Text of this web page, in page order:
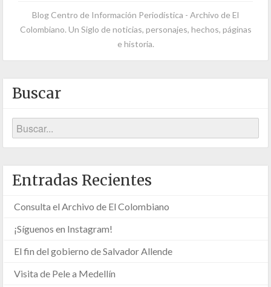
Blog Centro de Información Periodística - Archivo de El
Colombiano. Un Siglo de noticias, personajes, hechos, páginas
e historia.
Buscar
Entradas Recientes
Consulta el Archivo de El Colombiano
¡Síguenos en Instagram!
El fin del gobierno de Salvador Allende
Visita de Pele a Medellín